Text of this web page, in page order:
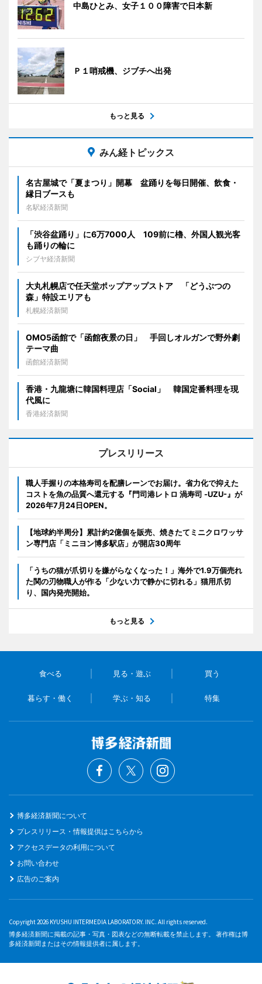
中島ひとみ、女子１００障害で日本新
Ｐ１哨戒機、ジブチへ出発
もっと見る
みん経トピックス
名古屋城で「夏まつり」開幕 盆踊りを毎日開催、飲食・
縁日ブースも
名駅経済新聞
「渋谷盆踊り」に6万7000人 109前に櫓、外国人観光客
も踊りの輪に
シブヤ経済新聞
大丸札幌店で任天堂ポップアップストア 「どうぶつの
森」特設エリアも
札幌経済新聞
OMO5函館で「函館夜景の日」 手回しオルガンで野外劇
テーマ曲
函館経済新聞
香港・九龍塘に韓国料理店「Social」 韓国定番料理を現
代風に
香港経済新聞
プレスリリース
職人手握りの本格寿司を配膳レーンでお届け。省力化で抑えた
コストを魚の品質へ還元する『門司港レトロ 渦寿司 -UZU-』が
2026年7月24日OPEN。
【地球約半周分】累計約2億個を販売、焼きたてミニクロワッサ
ン専門店「ミニヨン博多駅店」が開店30周年
「うちの猫が爪切りを嫌がらなくなった！」海外で1.9万個売れ
た関の刃物職人が作る「少ない力で静かに切れる」猫用爪切
り、国内発売開始。
もっと見る
食べる 見る・遊ぶ 買う
暮らす・働く 学ぶ・知る 特集
博多経済新聞について
プレスリリース・情報提供はこちらから
アクセスデータの利用について
お問い合わせ
広告のご案内
Copyright 2026 KYUSHU INTERMEDIA LABORATORY. INC. All rights reserved.
博多経済新聞に掲載の記事・写真・図表などの無断転載を禁止します。 著作権は博
多経済新聞またはその情報提供者に属します。